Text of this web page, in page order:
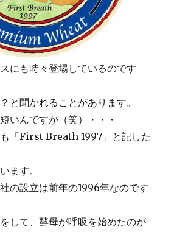
にも時々登場しているのです
と聞かれることがあります。
いんですが（笑）・・・
「First Breath 1997」と記した
ます。
の設立は前年の1996年なのです
して、酵母が呼吸を始めたのが